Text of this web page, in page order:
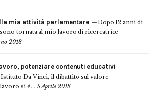
mia attività parlamentare
Dopo 12 anni di
tornata al mio lavoro di ricercatrice
2018
potenziare contenuti educativi
Da Vinci, il dibattito sul valore
si è... 5 Aprile 2018